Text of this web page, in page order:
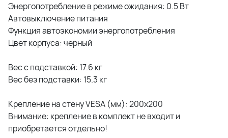
Энергопотребление в режиме ожидания: 0.5 Вт
Автовыключение питания
Функция автоэкономии энергопотребления
Цвет корпуса: черный
Вес с подставкой: 17.6 кг
Вес без подставки: 15.3 кг
Крепление на стену VESA (мм): 200x200
Внимание: крепление в комплект не входит и
приобретается отдельно!